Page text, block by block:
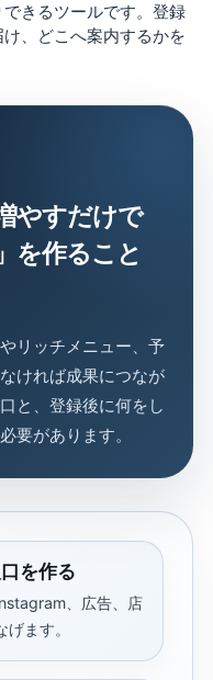
きるツールです。登録
、どこへ案内するかを
やすだけで
を作ること
リッチメニュー、予
ければ成果につなが
と、登録後に何をし
要があります。
を作る
、広告、店
ます。